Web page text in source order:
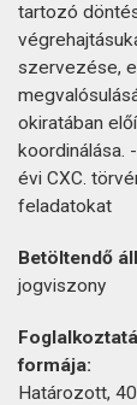
tartozó
szervezése,
okiratában
koordinálása.
évi CXC.
feladatokat
Betöltendő
jogviszony
formája:
Határozott,